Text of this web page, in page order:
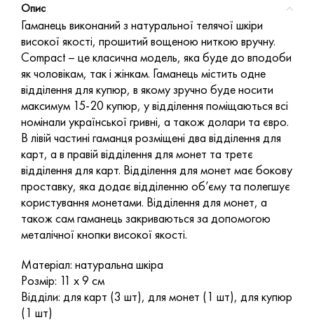
Опис
Гаманець виконаний з натуральної телячої шкіри
високої якості, прошитий вощеною ниткою вручну.
Compact – це класична модель, яка буде до вподоби
як чоловікам, так і жінкам. Гаманець містить одне
відділення для купюр, в якому зручно буде носити
максимум 15-20 купюр, у відділення поміщаються всі
номінали української гривні, а також долари та євро.
В лівій частині гаманця розміщені два відділення для
карт, а в правій відділення для монет та третє
відділення для карт. Відділення для монет має бокову
проставку, яка додає відділенню об’єму та полегшує
користування монетами. Відділення для монет, а
також сам гаманець закриваються за допомогою
металічної кнопки високої якості.
Матеріал: натуральна шкіра
Розмір: 11 х 9 см
Відділи: для карт (3 шт), для монет (1 шт), для купюр
(1 шт)